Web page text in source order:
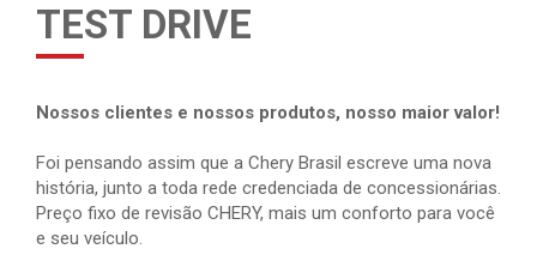
TEST DRIVE
Nossos clientes e nossos produtos, nosso maior valor!
Foi pensando assim que a Chery Brasil escreve uma nova
história, junto a toda rede credenciada de concessionárias.
Preço fixo de revisão CHERY, mais um conforto para você
e seu veículo.